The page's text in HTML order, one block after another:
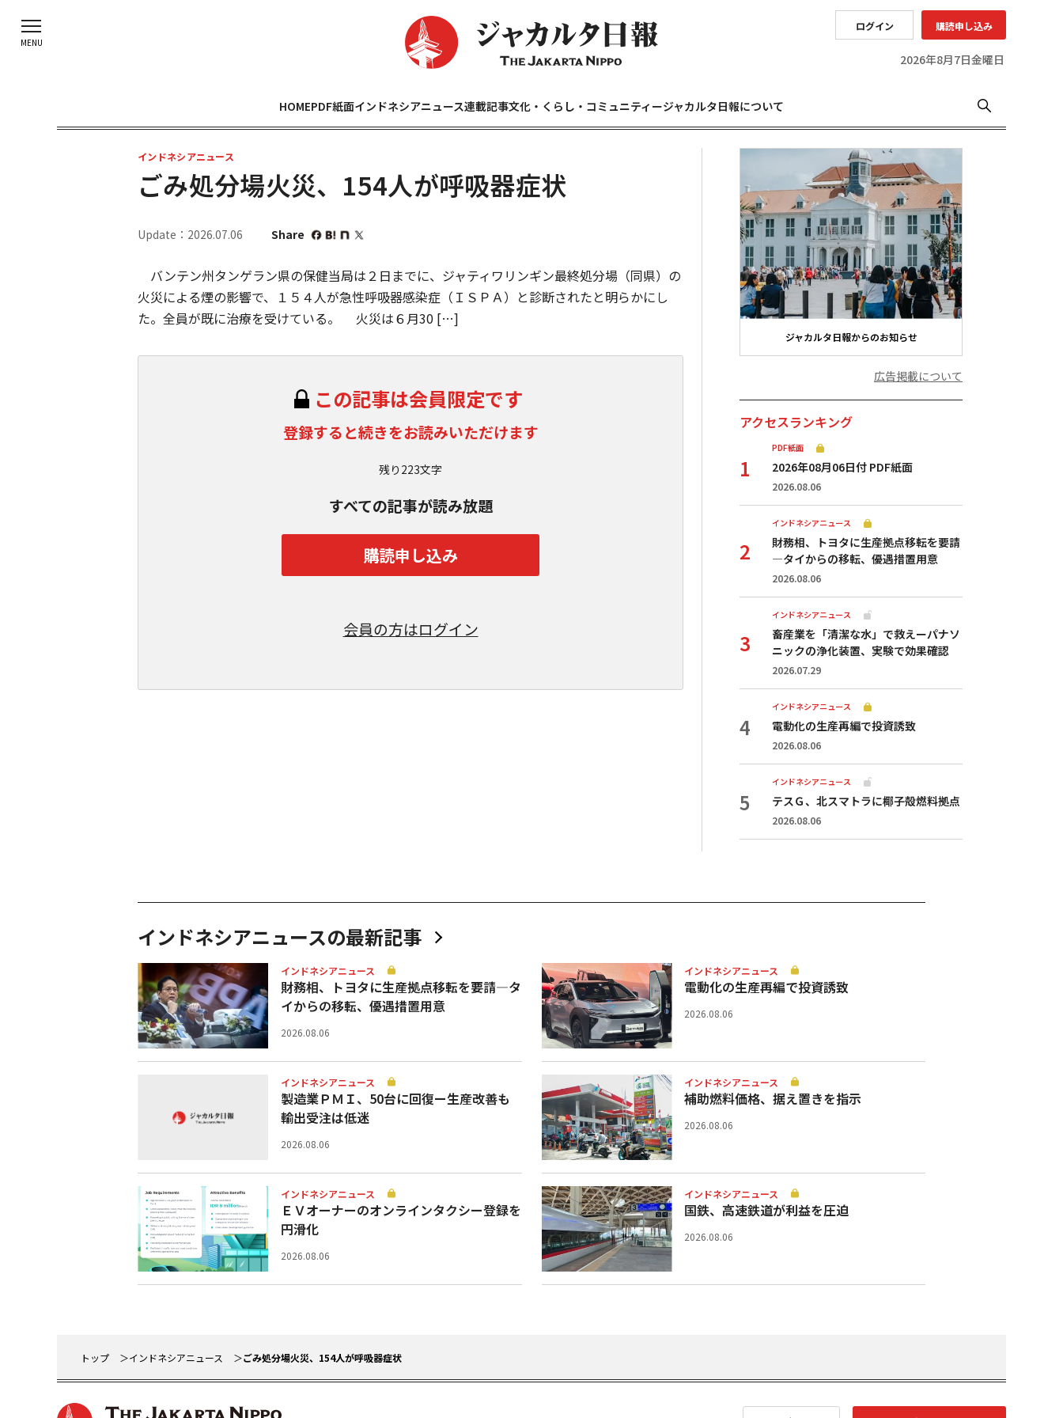
ログイン 購読申し込み
2026年8月7日金曜日
HOMEPDF紙面インドネシアニュース連載記事文化・くらし・コミュニティージャカルタ日報について
インドネシアニュース
ごみ処分場火災、154人が呼吸器症状
Update：2026.07.06 Share
バンテン州タンゲラン県の保健当局は２日までに、ジャティワリンギン最終処分場（同県）の
火災による煙の影響で、１５４人が急性呼吸器感染症（ＩＳＰＡ）と診断されたと明らかにし
た。全員が既に治療を受けている。 火災は６月30 […]
この記事は会員限定です
登録すると続きをお読みいただけます
残り223文字
すべての記事が読み放題
購読申し込み
会員の方はログイン
ジャカルタ日報からのお知らせ
広告掲載について
アクセスランキング
PDF紙面
2026年08月06日付 PDF紙面
2026.08.06
インドネシアニュース
財務相、トヨタに生産拠点移転を要請
—タイからの移転、優遇措置用意
2026.08.06
インドネシアニュース
畜産業を「清潔な水」で救えーパナソ
ニックの浄化装置、実験で効果確認
2026.07.29
インドネシアニュース
電動化の生産再編で投資誘致
2026.08.06
インドネシアニュース
テスＧ、北スマトラに椰子殻燃料拠点
2026.08.06
インドネシアニュースの最新記事
インドネシアニュース
財務相、トヨタに生産拠点移転を要請—タ
イからの移転、優遇措置用意
2026.08.06
インドネシアニュース
電動化の生産再編で投資誘致
2026.08.06
インドネシアニュース
製造業ＰＭＩ、50台に回復ー生産改善も
輸出受注は低迷
2026.08.06
インドネシアニュース
補助燃料価格、据え置きを指示
2026.08.06
インドネシアニュース
ＥＶオーナーのオンラインタクシー登録を
円滑化
2026.08.06
インドネシアニュース
国鉄、高速鉄道が利益を圧迫
2026.08.06
トップ インドネシアニュース ごみ処分場火災、154人が呼吸器症状